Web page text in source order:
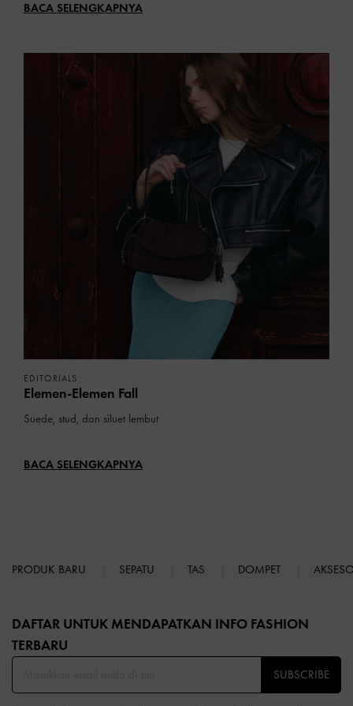
BACA SELENGKAPNYA
EDITORIALS
Elemen-Elemen Fall
Suede, stud, dan siluet lembut
BACA SELENGKAPNYA
PRODUK BARU SEPATU TAS DOMPET
DAFTAR UNTUK MENDAPATKAN INFO FASHION
TERBARU​
SUBSCRIBE